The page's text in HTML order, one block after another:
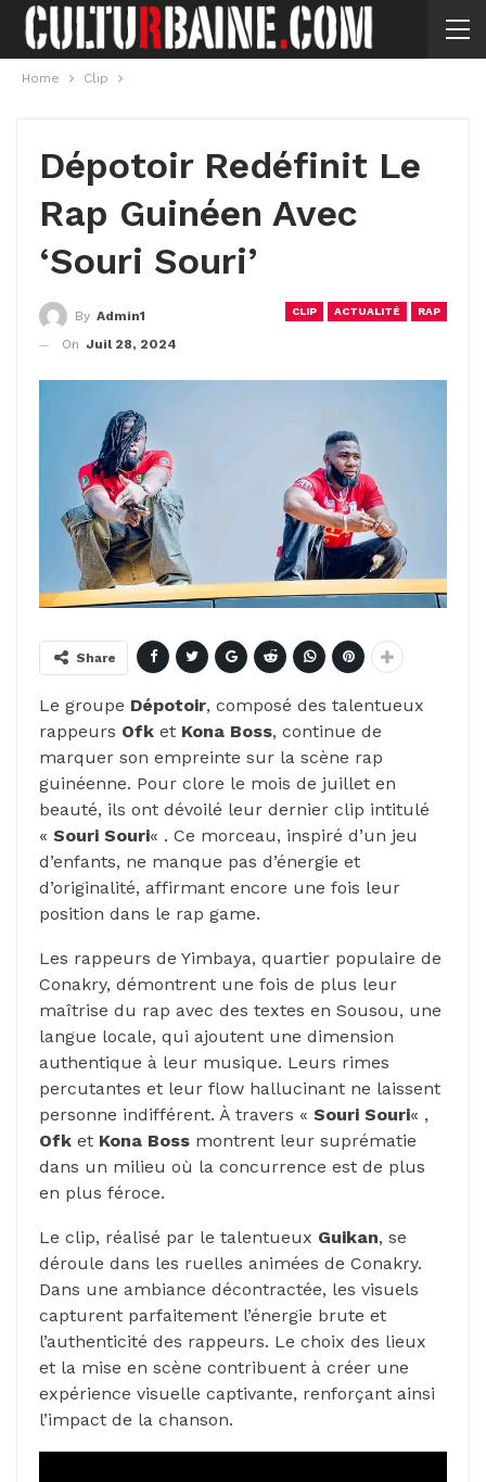
Home Clip
Dépotoir Redéfinit Le
Rap Guinéen Avec
‘Souri Souri’
CLIP ACTUALITÉ RAP
By Admin1
On Juil 28, 2024
Share
Le groupe Dépotoir, composé des talentueux
rappeurs Ofk et Kona Boss, continue de
marquer son empreinte sur la scène rap
guinéenne. Pour clore le mois de juillet en
beauté, ils ont dévoilé leur dernier clip intitulé
« Souri Souri« . Ce morceau, inspiré d’un jeu
d’enfants, ne manque pas d’énergie et
d’originalité, affirmant encore une fois leur
position dans le rap game.
Les rappeurs de Yimbaya, quartier populaire de
Conakry, démontrent une fois de plus leur
maîtrise du rap avec des textes en Sousou, une
langue locale, qui ajoutent une dimension
authentique à leur musique. Leurs rimes
percutantes et leur flow hallucinant ne laissent
personne indifférent. À travers « Souri Souri« ,
Ofk et Kona Boss montrent leur suprématie
dans un milieu où la concurrence est de plus
en plus féroce.
Le clip, réalisé par le talentueux Guikan, se
déroule dans les ruelles animées de Conakry.
Dans une ambiance décontractée, les visuels
capturent parfaitement l’énergie brute et
l’authenticité des rappeurs. Le choix des lieux
et la mise en scène contribuent à créer une
expérience visuelle captivante, renforçant ainsi
l’impact de la chanson.